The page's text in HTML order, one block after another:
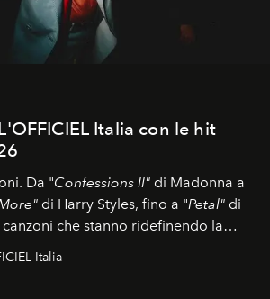
Italia con le hit
Da "Confessions II" di Madonna a
di Harry Styles, fino a "Petal" di
che stanno ridefinendo la
stagione.
Italia